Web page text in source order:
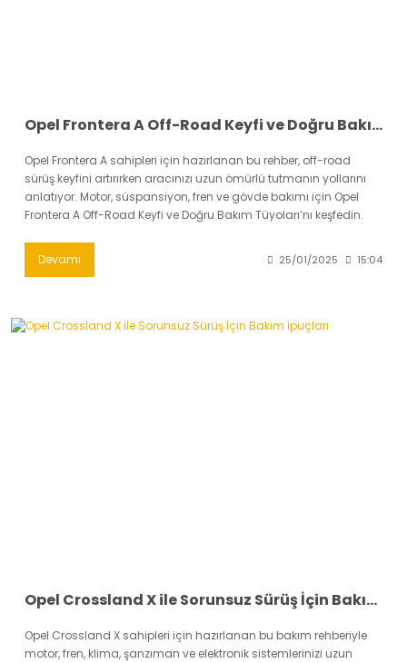
Opel Frontera A Off-Road Keyfi ve Doğru Bakım Tüyoları
Opel Frontera A sahipleri için hazırlanan bu rehber, off-road
sürüş keyfini artırırken aracınızı uzun ömürlü tutmanın yollarını
anlatıyor. Motor, süspansiyon, fren ve gövde bakımı için Opel
Frontera A Off-Road Keyfi ve Doğru Bakım Tüyoları’nı keşfedin.
Devamı 25/01/2025 15:04
Opel Crossland X ile Sorunsuz Sürüş İçin Bakım İpuçları
Opel Crossland X sahipleri için hazırlanan bu bakım rehberiyle
motor, fren, klima, şanzıman ve elektronik sistemlerinizi uzun